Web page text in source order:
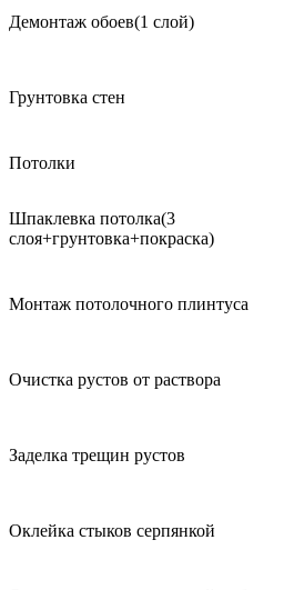
Демонтаж обоев(1 слой)
Грунтовка стен
Потолки
Шпаклевка потолка(3
слоя+грунтовка+покраска)
Монтаж потолочного плинтуса
Очистка рустов от раствора
Заделка трещин рустов
Оклейка стыков серпянкой